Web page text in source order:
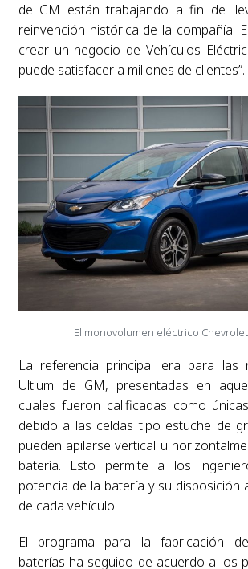
de GM están trabajando a fin de
reinvención histórica de la compañía.
crear un negocio de Vehículos
puede satisfacer a millones de clientes”.
El monovolumen eléctrico Chevrolet
La referencia principal era para las
Ultium de GM, presentadas en
cuales fueron calificadas como
debido a las celdas tipo estuche de
pueden apilarse vertical u
batería. Esto permite a los
potencia de la batería y su disposición
de cada vehículo.
El programa para la fabricación
baterías ha seguido de acuerdo a los